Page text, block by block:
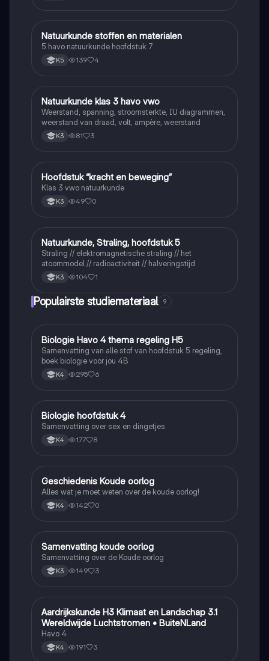
Natuurkunde
Natuurkunde stoffen en materialen
5 havo natuurkunde hoofdstuk 7
K5 139 4
Natuurkunde
Natuurkunde klas 3 havo vwo
Weerstand, spanning, stroomsterkte, IU diagrammen,
weerstand van draad, volt, ampère, weerstand
K3 81 3
Natuurkunde
Hoofdstuk “kracht en beweging”
Klas 3 vwo natuurkunde
K3 49 0
Natuurkunde
Natuurkunde, Straling, hoofdstuk 5
Straling // elektromagnetische straling // het
atoommodel // radioactiviteit // halveringstijd
K3 104 1
Populairste studiemateriaal 9
Biologie
Biologie Havo 4 thema regeling H5
Samenvatting van alle stof van hoofdstuk 5 regeling,
boek biologie voor jou 4B
K4 295 6
Biologie
Biologie hoofdstuk 4
Samenvatting over sex en dingetjes
K4 177 8
Geschiedenis
Geschiedenis Koude oorlog
Alles wat je moet weten over de koude oorlog!
K4 142 0
Geschiedenis
Samenvatting koude oorlog
Samenvatting over de Koude oorlog
K3 149 3
Aardrijkskunde
Aardrijkskunde H3 Klimaat en Landschap 3.1
Wereldwijde Luchtstromen • BuiteNLand
Havo 4
K4 191 3